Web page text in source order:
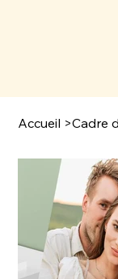
Accueil >Cadre